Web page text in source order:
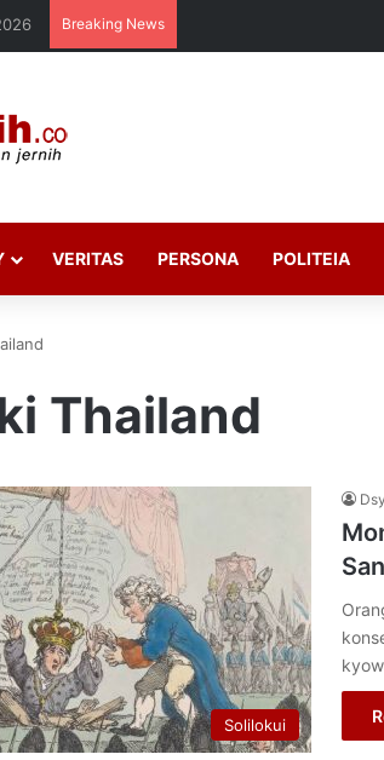
Breaking News
VERITAS PERSONA POLITEIA
Thailand
Solilokui
Dsy